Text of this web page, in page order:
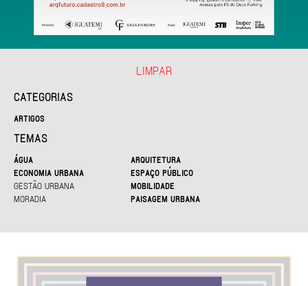
CATEGORIAS
ARTIGOS
TEMAS
ÁGUA
ARQUITETURA
ECONOMIA URBANA
ESPAÇO PÚBLICO
GESTÃO URBANA
MOBILIDADE
MORADIA
PAISAGEM URBANA
LIMPAR